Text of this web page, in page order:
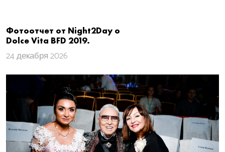
Фотоотчет от Night2Day о
Dolce Vita​ BFD 2019.
24 декабря 2026